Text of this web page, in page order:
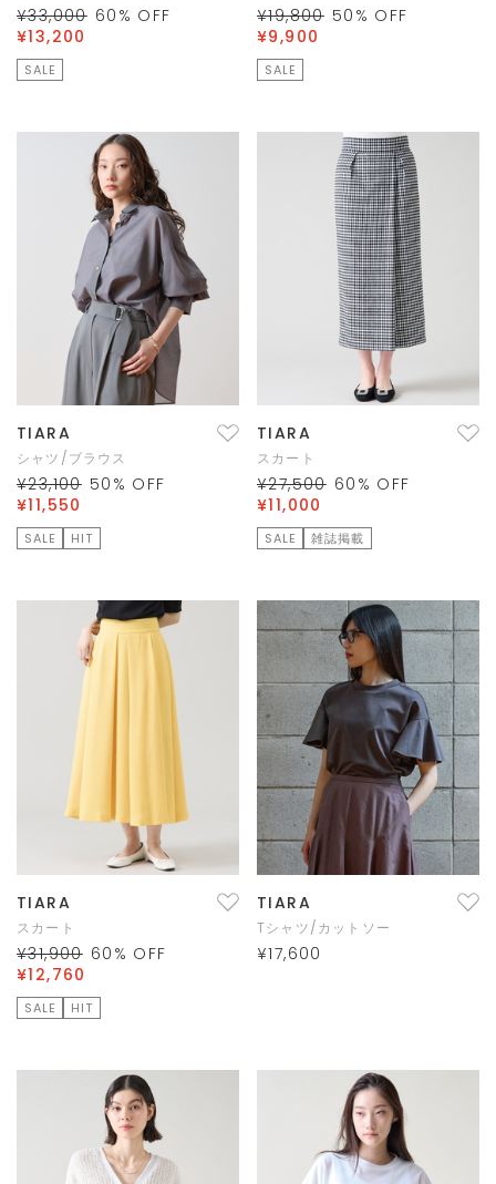
¥33,000 60 % OFF
¥13,200
SALE
¥19,800 50 % OFF
¥9,900
SALE
TIARA
シャツ/ブラウス
¥23,100 50 % OFF
¥11,550
SALE HIT
TIARA
スカート
¥27,500 60 % OFF
¥11,000
SALE 雑誌掲載
TIARA
スカート
¥31,900 60 % OFF
¥12,760
SALE HIT
TIARA
Tシャツ/カットソー
¥17,600